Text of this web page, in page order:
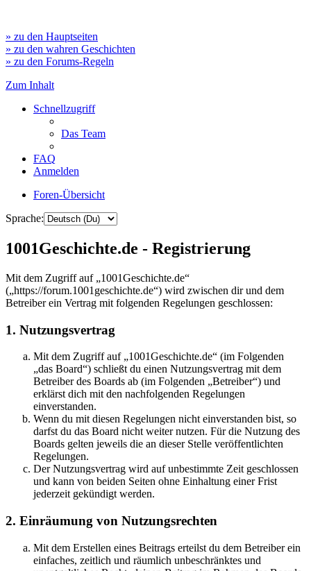
» zu den Hauptseiten
» zu den wahren Geschichten
» zu den Forums-Regeln
Zum Inhalt
Schnellzugriff
Das Team
FAQ
Anmelden
Foren-Übersicht
Sprache:
1001Geschichte.de - Registrierung
Mit dem Zugriff auf „1001Geschichte.de“
(„https://forum.1001geschichte.de“) wird zwischen dir und dem
Betreiber ein Vertrag mit folgenden Regelungen geschlossen:
1. Nutzungsvertrag
Mit dem Zugriff auf „1001Geschichte.de“ (im Folgenden
„das Board“) schließt du einen Nutzungsvertrag mit dem
Betreiber des Boards ab (im Folgenden „Betreiber“) und
erklärst dich mit den nachfolgenden Regelungen
einverstanden.
Wenn du mit diesen Regelungen nicht einverstanden bist, so
darfst du das Board nicht weiter nutzen. Für die Nutzung des
Boards gelten jeweils die an dieser Stelle veröffentlichten
Regelungen.
Der Nutzungsvertrag wird auf unbestimmte Zeit geschlossen
und kann von beiden Seiten ohne Einhaltung einer Frist
jederzeit gekündigt werden.
2. Einräumung von Nutzungsrechten
Mit dem Erstellen eines Beitrags erteilst du dem Betreiber ein
einfaches, zeitlich und räumlich unbeschränktes und